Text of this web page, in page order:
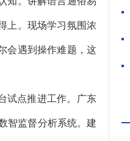
上。现场学习氛围浓
会遇到操作难题，这
试点推进工作。广东
智监督分析系统。建